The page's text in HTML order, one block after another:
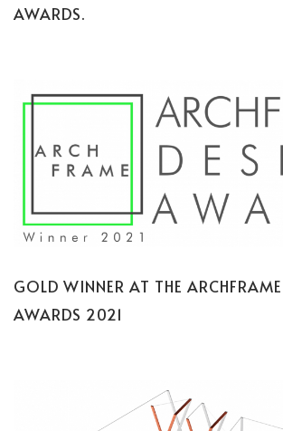
AWARDS.
GOLD WINNER AT THE
AWARDS 2021